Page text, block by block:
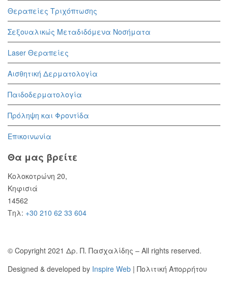
Θεραπείες Τριχόπτωσης
Σεξουαλικώς Μεταδιδόμενα Νοσήματα
Laser Θεραπείες
Αισθητική Δερματολογία
Παιδοδερματολογία
Πρόληψη και Φροντίδα
Επικοινωνία
Θα μας βρείτε
Κολοκοτρώνη 20,
Κηφισιά
14562
Τηλ: +30 210 62 33 604
© Copyright 2021 Δρ. Π. Πασχαλίδης – All rights reserved.
Designed & developed by Inspire Web | Πολιτική Απορρήτου